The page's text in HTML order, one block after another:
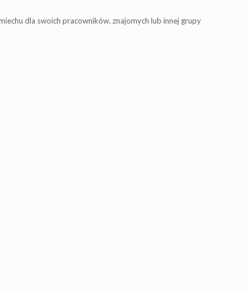
dla swoich pracowników, znajomych lub innej grupy